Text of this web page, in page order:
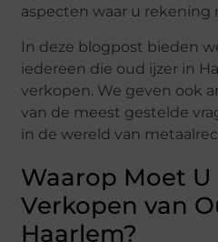
aspecten waar u
In deze blogpost bieden
iedereen die oud ijzer in
verkopen. We geven ook
van de meest gestelde
in de wereld van
Waarop Moet
Verkopen van
Haarlem?